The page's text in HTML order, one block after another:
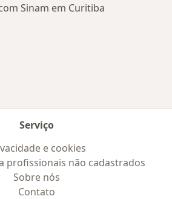
Sinam em Curitiba
Serviço
e cookies
profissionais não cadastrados
Sobre nós
Contato